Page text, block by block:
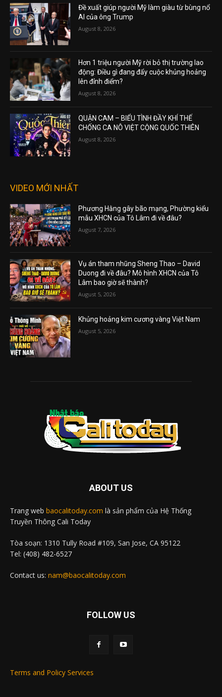
Đề xuất giúp người Mỹ làm giàu từ bùng nổ
AI của ông Trump
August 8, 2026
Hơn 1 triệu người Mỹ rời bỏ thị trường lao
động: Điều gì đang đẩy cuộc khủng hoảng
lên đỉnh điểm?
August 8, 2026
QUẬN CAM – BIỂU TÌNH ĐẦY KHÍ THẾ
CHỐNG CA NÔ VIỆT CỘNG QUỐC THIÊN
August 8, 2026
VIDEO MỚI NHẤT
Phương Hằng gây bão mạng, Phường kiểu
mẫu XHCN của Tô Lâm đi về đâu?
August 7, 2026
Vụ án tham nhũng Sheng Thao – David
Duong đi về đâu? Mô hình XHCN của Tô
Lâm bao giờ sẽ thành?
August 5, 2026
Khủng hoảng kim cương vàng Việt Nam
August 5, 2026
ABOUT US
Trang web baocalitoday.com là sản phẩm của Hệ Thống
Truyền Thông Cali Today
Tòa soạn: 1310 Tully Road #109, San Jose, CA 95122
Tel: (408) 482-6527
Contact us: nam@baocalitoday.com
FOLLOW US
Terms and Policy Services